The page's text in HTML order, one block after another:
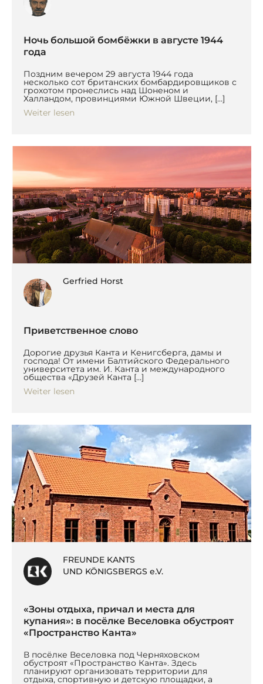
Ночь большой бомбёжки в августе 1944
года
Поздним вечером 29 августа 1944 года
несколько сот британских бомбардировщиков с
грохотом пронеслись над Шоненом и
Халландом, провинциями Южной Швеции, […]
Weiter lesen
Gerfried Horst
Приветственное слово
Дорогие друзья Канта и Кенигсберга, дамы и
господа! От имени Балтийского Федерального
университета им. И. Канта и международного
общества «Друзей Канта […]
Weiter lesen
FREUNDE KANTS
UND KÖNIGSBERGS e.V.
«Зоны отдыха, причал и места для
купания»: в посёлке Веселовка обустроят
«Пространство Канта»
В посёлке Веселовка под Черняховском
обустроят «Пространство Канта». Здесь
планируют организовать территории для
отдыха, спортивную и детскую площадки, а